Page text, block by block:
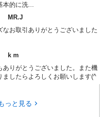
的に洗...
MR.J
なお取引ありがとうございました
k m
ありがとうございました。また機
ましたらよろしくお願いします(^
っと見る